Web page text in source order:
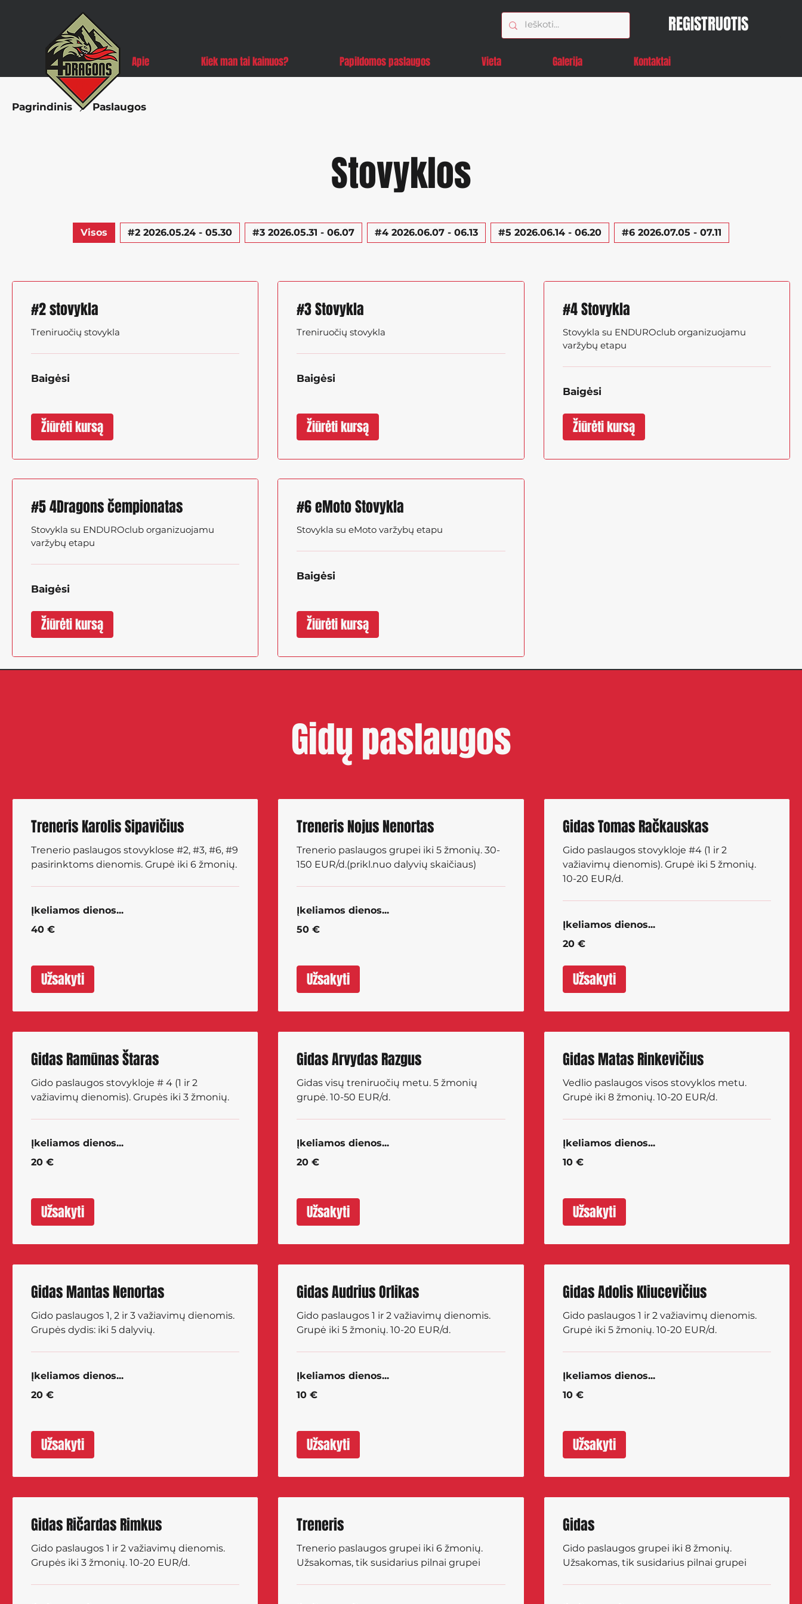
REGISTRUOTIS
Apie Kiek man tai kainuos? Papildomos paslaugos Vieta Galerija Kontaktai
Pagrindinis Paslaugos
Stovyklos
Visos #2 2026.05.24 - 05.30 #3 2026.05.31 - 06.07 #4 2026.06.07 - 06.13 #5 2026.06.14 - 06.20 #6 2026.07.05 - 07.11
#2 stovykla
Treniruočių stovykla
Baigėsi
Žiūrėti kursą
#3 Stovykla
Treniruočių stovykla
Baigėsi
Žiūrėti kursą
#4 Stovykla
Stovykla su ENDUROclub organizuojamu
varžybų etapu
Baigėsi
Žiūrėti kursą
#5 4Dragons čempionatas
Stovykla su ENDUROclub organizuojamu
varžybų etapu
Baigėsi
Žiūrėti kursą
#6 eMoto Stovykla
Stovykla su eMoto varžybų etapu
Baigėsi
Žiūrėti kursą
Gidų paslaugos
Treneris Karolis Sipavičius
Trenerio paslaugos stovyklose #2, #3, #6, #9
pasirinktoms dienomis. Grupė iki 6 žmonių.
Įkeliamos dienos...
eurų
40 €
Užsakyti
Treneris Nojus Nenortas
Trenerio paslaugos grupei iki 5 žmonių. 30-
150 EUR/d.(prikl.nuo dalyvių skaičiaus)
Įkeliamos dienos...
eurų
50 €
Užsakyti
Gidas Tomas Račkauskas
Gido paslaugos stovykloje #4 (1 ir 2
važiavimų dienomis). Grupė iki 5 žmonių.
10-20 EUR/d.
Įkeliamos dienos...
eurų
20 €
Užsakyti
Gidas Ramūnas Štaras
Gido paslaugos stovykloje # 4 (1 ir 2
važiavimų dienomis). Grupės iki 3 žmonių.
Įkeliamos dienos...
eurų
20 €
Užsakyti
Gidas Arvydas Razgus
Gidas visų treniruočių metu. 5 žmonių
grupė. 10-50 EUR/d.
Įkeliamos dienos...
eurų
20 €
Užsakyti
Gidas Matas Rinkevičius
Vedlio paslaugos visos stovyklos metu.
Grupė iki 8 žmonių. 10-20 EUR/d.
Įkeliamos dienos...
eurų
10 €
Užsakyti
Gidas Mantas Nenortas
Gido paslaugos 1, 2 ir 3 važiavimų dienomis.
Grupės dydis: iki 5 dalyvių.
Įkeliamos dienos...
eurų
20 €
Užsakyti
Gidas Audrius Orlikas
Gido paslaugos 1 ir 2 važiavimų dienomis.
Grupė iki 5 žmonių. 10-20 EUR/d.
Įkeliamos dienos...
eurų
10 €
Užsakyti
Gidas Adolis Kliucevičius
Gido paslaugos 1 ir 2 važiavimų dienomis.
Grupė iki 5 žmonių. 10-20 EUR/d.
Įkeliamos dienos...
eurų
10 €
Užsakyti
Gidas Ričardas Rimkus
Gido paslaugos 1 ir 2 važiavimų dienomis.
Grupės iki 3 žmonių. 10-20 EUR/d.
Treneris
Trenerio paslaugos grupei iki 6 žmonių.
Užsakomas, tik susidarius pilnai grupei
Gidas
Gido paslaugos grupei iki 8 žmonių.
Užsakomas, tik susidarius pilnai grupei